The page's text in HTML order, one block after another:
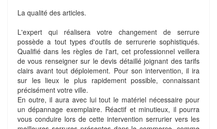
La qualité des articles.
L'expert qui réalisera votre changement de serrure
possède a tout types d'outils de serrurerie sophistiqués.
Qualifié dans les règles de l'art, cet professionnel veillera
de vous renseigner sur le devis détaillé joignant des tarifs
clairs avant tout déploiement. Pour son intervention, il ira
sur les lieux le plus rapidement possible, connaissant
précisément votre ville.
En outre, il aura avec lui tout le matériel nécessaire pour
un dépannage exemplaire. Réactif et minutieux, il pourra
vous conduire lors de cette intervention serrurier vers les